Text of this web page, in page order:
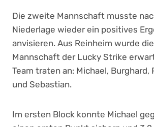
Die zweite Mannschaft musste
Niederlage wieder ein positives
anvisieren. Aus Reinheim wurde
Mannschaft der Lucky Strike
Team traten an: Michael, Burghard,
und Sebastian.
Im ersten Block konnte Michael